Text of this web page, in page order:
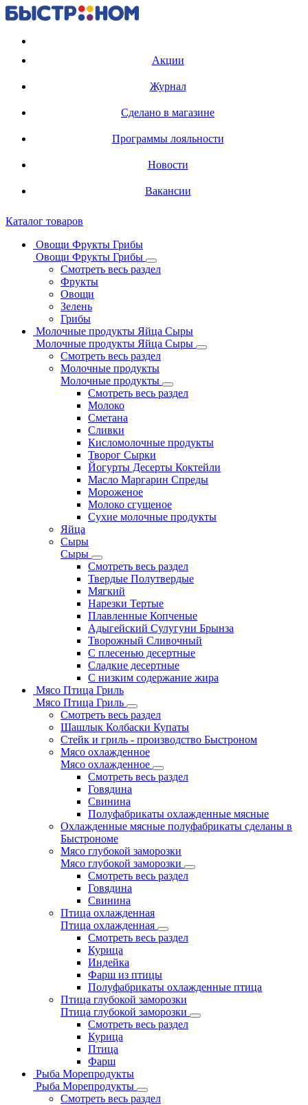
Акции
Журнал
Сделано в магазине
Программы лояльности
Новости
Вакансии
Каталог товаров
Овощи Фрукты Грибы
Овощи Фрукты Грибы
Смотреть весь раздел
Фрукты
Овощи
Зелень
Грибы
Молочные продукты Яйца Сыры
Молочные продукты Яйца Сыры
Смотреть весь раздел
Молочные продукты
Молочные продукты
Смотреть весь раздел
Молоко
Сметана
Сливки
Кисломолочные продукты
Творог Сырки
Йогурты Десерты Коктейли
Масло Маргарин Спреды
Мороженое
Молоко сгущеное
Сухие молочные продукты
Яйца
Сыры
Сыры
Смотреть весь раздел
Твердые Полутвердые
Мягкий
Нарезки Тертые
Плавленные Копченые
Адыгейский Сулугуни Брынза
Творожный Сливочный
С плесенью десертные
Сладкие десертные
С низким содержание жира
Мясо Птица Гриль
Мясо Птица Гриль
Смотреть весь раздел
Шашлык Колбаски Купаты
Стейк и гриль - производство Быстроном
Мясо охлажденное
Мясо охлажденное
Смотреть весь раздел
Говядина
Свинина
Полуфабрикаты охлажденные мясные
Охлажденные мясные полуфабрикаты сделаны в
Быстрономе
Мясо глубокой заморозки
Мясо глубокой заморозки
Смотреть весь раздел
Говядина
Свинина
Птица охлажденная
Птица охлажденная
Смотреть весь раздел
Курица
Индейка
Фарш из птицы
Полуфабрикаты охлажденные птица
Птица глубокой заморозки
Птица глубокой заморозки
Смотреть весь раздел
Курица
Птица
Фарш
Рыба Морепродукты
Рыба Морепродукты
Смотреть весь раздел